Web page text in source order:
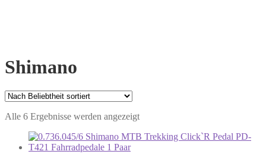
Shimano
Alle 6 Ergebnisse werden angezeigtNach
sortiert